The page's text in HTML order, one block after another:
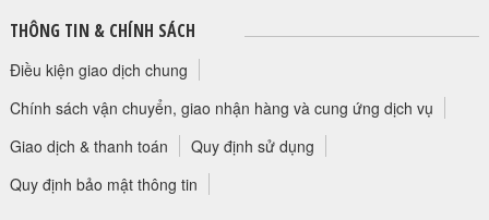
THÔNG TIN & CHÍNH SÁCH
Điều kiện giao dịch chung
Chính sách vận chuyển, giao nhận hàng và cung ứng dịch vụ
Giao dịch & thanh toán
Quy định sử dụng
Quy định bảo mật thông tin